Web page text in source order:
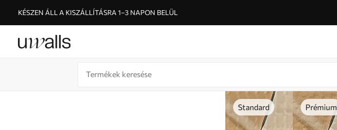
KÉSZEN ÁLL A KISZÁLLÍTÁSRA 1–3 NAPON BELÜL
Standard Prémium